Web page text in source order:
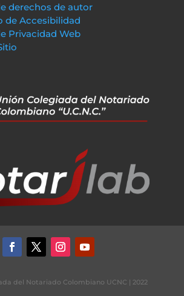
derechos de autor
de Accesibilidad
Privacidad Web
del Notariado Colombiano UCNC | 2022